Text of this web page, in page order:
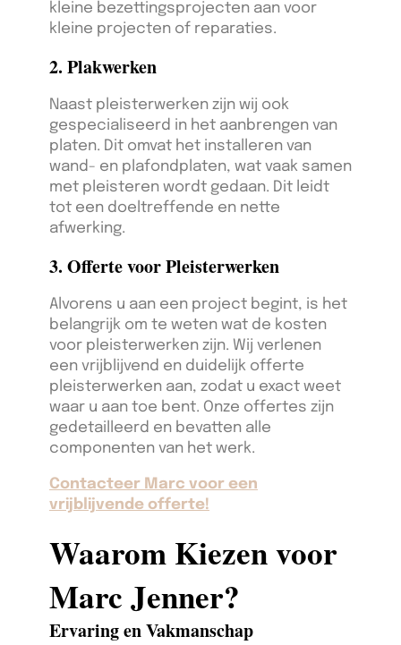
kleine bezettingsprojecten aan voor
kleine projecten of reparaties.
2. Plakwerken
Naast pleisterwerken zijn wij ook
gespecialiseerd in het aanbrengen van
platen. Dit omvat het installeren van
wand- en plafondplaten, wat vaak samen
met pleisteren wordt gedaan. Dit leidt
tot een doeltreffende en nette
afwerking.
3. Offerte voor Pleisterwerken
Alvorens u aan een project begint, is het
belangrijk om te weten wat de kosten
voor pleisterwerken zijn. Wij verlenen
een vrijblijvend en duidelijk offerte
pleisterwerken aan, zodat u exact weet
waar u aan toe bent. Onze offertes zijn
gedetailleerd en bevatten alle
componenten van het werk.
Contacteer Marc voor een
vrijblijvende offerte!
Waarom Kiezen voor
Marc Jenner?
Ervaring en Vakmanschap